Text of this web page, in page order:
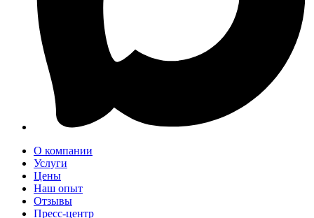
О компании
Услуги
Цены
Наш опыт
Отзывы
Пресс-центр